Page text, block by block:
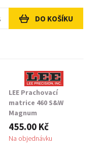
DO KOŠÍKU
LEE Prachovací
matrice 460 S&W
Magnum
455.00 Kč
Na objednávku